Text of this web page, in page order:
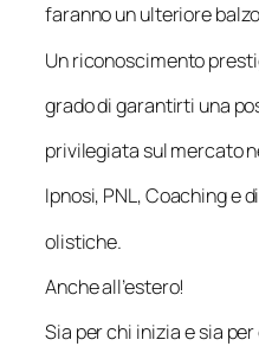
faranno un ulteriore
Un riconoscimento
grado di garantirti una
privilegiata sul mercato
Ipnosi, PNL, Coaching e
olistiche.
Anche all’estero!
Sia per chi inizia e sia per